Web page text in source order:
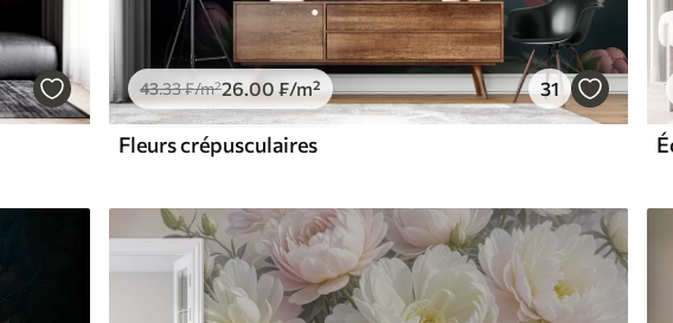
43.33₣/m²26.00 ₣/m² 31
Fleurs crépusculaires